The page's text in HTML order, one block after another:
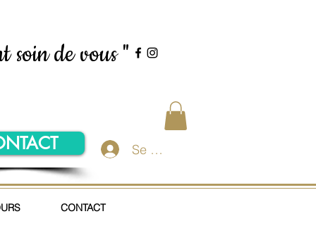
soin de vous "
Se connecter
CONTACT